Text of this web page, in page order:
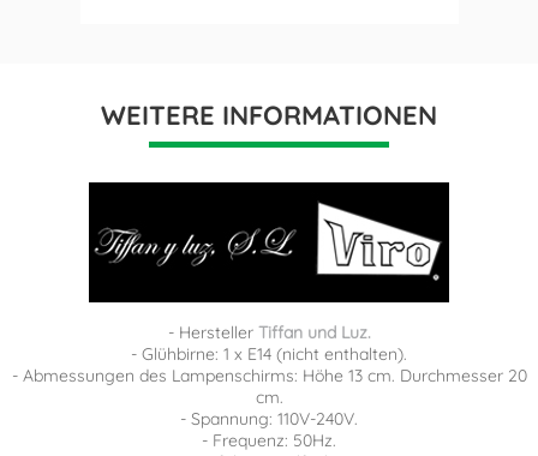
WEITERE INFORMATIONEN
- Hersteller Tiffan und Luz.
- Glühbirne: 1 x E14 (nicht enthalten).
- Abmessungen des Lampenschirms: Höhe 13 cm. Durchmesser 20
cm.
- Spannung: 110V-240V.
- Frequenz: 50Hz.